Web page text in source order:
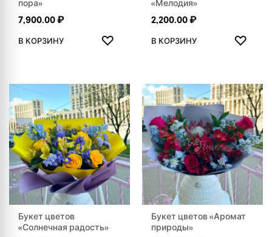
пора»
7,900.00₽
В КОРЗИНУ ♡
ДОБАВИТЬ В ИЗБРАННОЕ
«Мелодия»
2,200.00₽
В КОРЗИНУ ♡
Букет цветов
«Солнечная радость»
Букет цветов «Аромат
природы»